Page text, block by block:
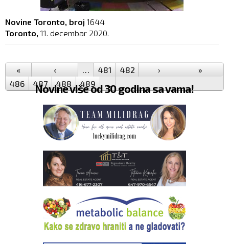
Novine Toronto, broj 1644
Toronto, 11. decembar 2020.
Pages
« ‹ 481 482 483
485
486
487 488 489 …
› »
Novine više od 30 godina sa vama!